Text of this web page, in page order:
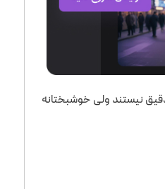
نیستند ولی خوشبختانه